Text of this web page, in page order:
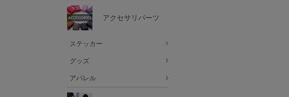
アクセサリパーツ
ステッカー
グッズ
アパレル